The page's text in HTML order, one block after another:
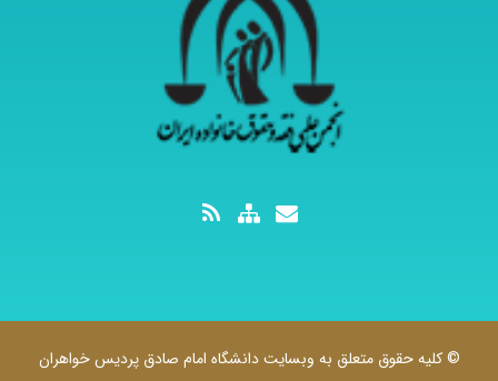
© کلیه حقوق متعلق به وبسایت دانشگاه امام صادق پردیس خواهران